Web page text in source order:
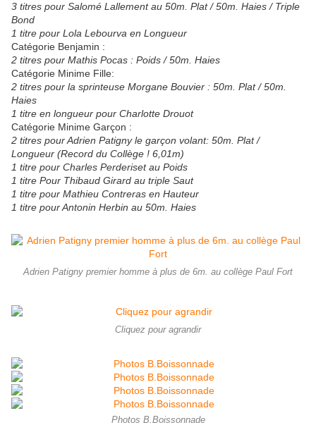
3 titres pour Salomé Lallement au 50m. Plat / 50m. Haies / Triple
Bond
1 titre pour Lola Lebourva en Longueur
Catégorie Benjamin :
2 titres pour Mathis Pocas : Poids / 50m. Haies
Catégorie Minime Fille:
2 titres pour la sprinteuse Morgane Bouvier : 50m. Plat / 50m.
Haies
1 titre en longueur pour Charlotte Drouot
Catégorie Minime Garçon :
2 titres pour Adrien Patigny le garçon volant: 50m. Plat /
Longueur (Record du Collège ! 6,01m)
1 titre pour Charles Perderiset au Poids
1 titre Pour Thibaud Girard au triple Saut
1 titre pour Mathieu Contreras en Hauteur
1 titre pour Antonin Herbin au 50m. Haies
Adrien Patigny premier homme à plus de 6m. au collège Paul Fort
Cliquez pour agrandir
Photos B.Boissonnade